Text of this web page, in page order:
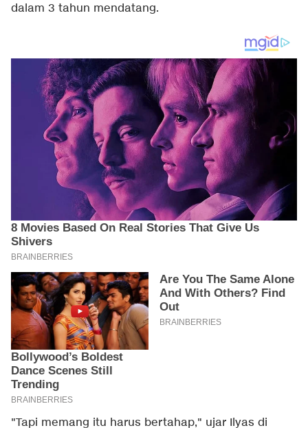
dalam 3 tahun mendatang.
"Tapi memang itu harus bertahap," ujar Ilyas di